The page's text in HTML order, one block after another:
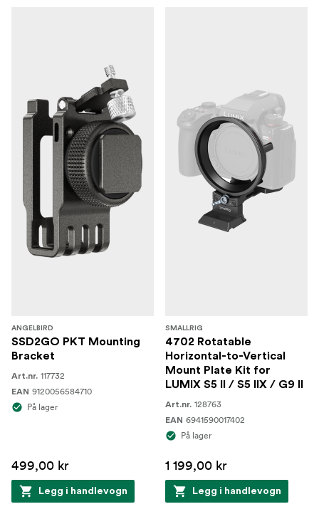
32-bits Float Audio Recording
profesjonell kvalitet når den kobles sammen med
DMW-XLR2-mikrofonadapteren, og fanger opp et
bredt dynamisk område og beholder detaljer fra
høye til svake lydkilder.
Bygget for profesjonelle
Lumix S1RII har en OLED-livesøker med 1760 k-punkter
for ultraklar komposisjon og en ny bakskjerm med
vippefunksjon og frivinkel som gir ubegrensede
innrammingsalternativer. To kortspor og en
lukkerfunksjon øker påliteligheten, mens kompatibilitet
I esken?
Lumix S1RII hus
Ladestasjon
Etui til kamerahuset
Hotshoe-deksel
ANGELBIRD
SSD2GO PKT Mounting
Bracket
Art.nr. 117732
EAN 9120056584710
På lager
499,00 kr
Legg i handlevogn
SMALLRIG
4702 Rotatable
Horizontal-to-Vertical
Mount Plate Kit for
LUMIX S5 II / S5 IIX / G9 II
Art.nr. 128763
EAN 6941590017402
På lager
1 199,00 kr
Legg i handlevogn